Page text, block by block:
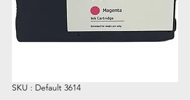
SKU : Default 3614